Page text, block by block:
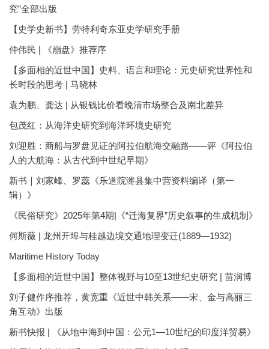
究”全部出版
【史学史新书】劳特利奇东亚史学研究手册
仲伟民 | 《崩盘》推荐序
【多面相的近世中国】史料、语言和理论：元史研究世界性和
长时段的思考 | 马晓林
袁为鹏、龚达 | 从银钱比价看晚清市场整合及南北差异
包茂红：从海洋史研究到海洋环境史研究
刘迎胜：商船与罗盘见证的阿拉伯航海交融路——评《阿拉伯
人的大航海：从古代到中世纪早期》
新书｜刘家峰、罗蕊《乐道院潍县集中营资料编译（第一
辑）》
《民俗研究》2025年第4期|《“迁海复界”历史叙事的生成机制》
何斯薇 | 龙州开埠与桂越边境交通地理变迁(1889—1932)
Maritime History Today
【多面相的近世中国】整体视野与10至13世纪史研究 | 苗润博
刘子健作序推荐，黄宽重《近世中韩关系——宋、金与高丽三
角互动》出版
新书快报 | 《从地中海到中国：公元1—10世纪的印度洋贸易》